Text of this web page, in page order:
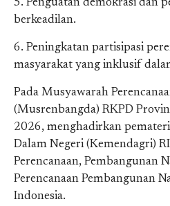
5. Penguatan demokrasi dan
berkeadilan.
6. Peningkatan partisipasi
masyarakat yang inklusif
Pada Musyawarah
(Musrenbangda) RKPD
2026, menghadirkan
Dalam Negeri (Kemendagri)
Perencanaan, Pembangunan
Perencanaan Pembangunan
Indonesia.